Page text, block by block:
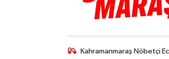
Kahramanmaraş Nöbetçi